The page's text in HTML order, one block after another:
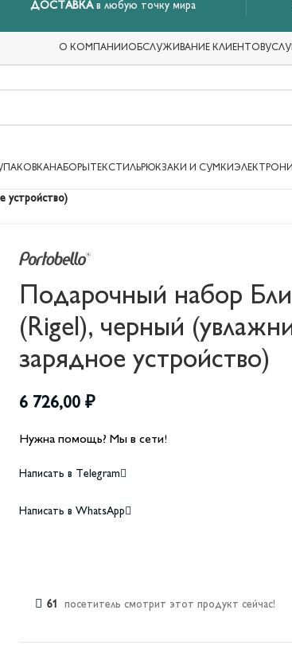
ДОСТАВКА в любую точку мира
О КОМПАНИИ ОБСЛУЖИВАНИЕ КЛИЕНТОВ
НАБОРЫ ТЕКСТИЛЬРЮКЗАКИ И СУМКИ
устройство)
Подарочный набор
(Rigel), черный
зарядное устройство)
6 726,00 ₽
Нужна помощь? Мы в сети!
Написать в Telegram
Написать в WhatsApp
61 посетитель смотрит этот продукт сейчас!